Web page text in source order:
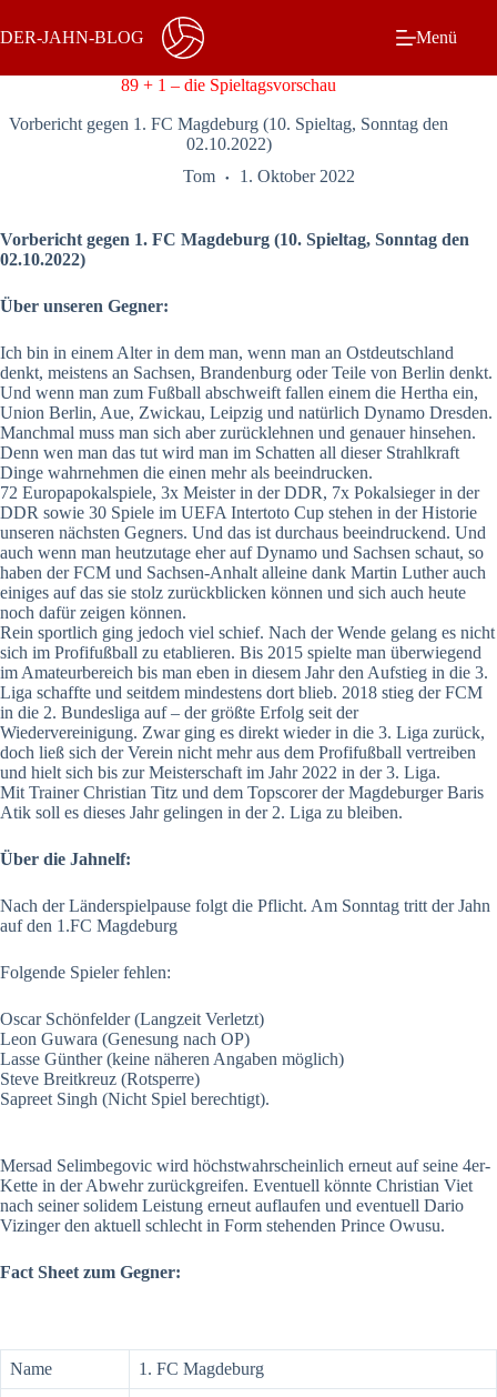
Inhalt
springen
DER-JAHN-BLOG Menü
89 + 1 – die Spieltagsvorschau
Vorbericht gegen 1. FC Magdeburg (10. Spieltag, Sonntag den
02.10.2022)
Tom
1. Oktober 2022
Vorbericht gegen 1. FC Magdeburg (10. Spieltag, Sonntag den
02.10.2022)
Über unseren Gegner:
Ich bin in einem Alter in dem man, wenn man an Ostdeutschland
denkt, meistens an Sachsen, Brandenburg oder Teile von Berlin denkt.
Und wenn man zum Fußball abschweift fallen einem die Hertha ein,
Union Berlin, Aue, Zwickau, Leipzig und natürlich Dynamo Dresden.
Manchmal muss man sich aber zurücklehnen und genauer hinsehen.
Denn wen man das tut wird man im Schatten all dieser Strahlkraft
Dinge wahrnehmen die einen mehr als beeindrucken.
72 Europapokalspiele, 3x Meister in der DDR, 7x Pokalsieger in der
DDR sowie 30 Spiele im UEFA Intertoto Cup stehen in der Historie
unseren nächsten Gegners. Und das ist durchaus beeindruckend. Und
auch wenn man heutzutage eher auf Dynamo und Sachsen schaut, so
haben der FCM und Sachsen-Anhalt alleine dank Martin Luther auch
einiges auf das sie stolz zurückblicken können und sich auch heute
noch dafür zeigen können.
Rein sportlich ging jedoch viel schief. Nach der Wende gelang es nicht
sich im Profifußball zu etablieren. Bis 2015 spielte man überwiegend
im Amateurbereich bis man eben in diesem Jahr den Aufstieg in die 3.
Liga schaffte und seitdem mindestens dort blieb. 2018 stieg der FCM
in die 2. Bundesliga auf – der größte Erfolg seit der
Wiedervereinigung. Zwar ging es direkt wieder in die 3. Liga zurück,
doch ließ sich der Verein nicht mehr aus dem Profifußball vertreiben
und hielt sich bis zur Meisterschaft im Jahr 2022 in der 3. Liga.
Mit Trainer Christian Titz und dem Topscorer der Magdeburger Baris
Atik soll es dieses Jahr gelingen in der 2. Liga zu bleiben.
Über die Jahnelf:
Nach der Länderspielpause folgt die Pflicht. Am Sonntag tritt der Jahn
auf den 1.FC Magdeburg
Folgende Spieler fehlen:
Oscar Schönfelder (Langzeit Verletzt)
Leon Guwara (Genesung nach OP)
Lasse Günther (keine näheren Angaben möglich)
Steve Breitkreuz (Rotsperre)
Sapreet Singh (Nicht Spiel berechtigt).
Mersad Selimbegovic wird höchstwahrscheinlich erneut auf seine 4er-
Kette in der Abwehr zurückgreifen. Eventuell könnte Christian Viet
nach seiner solidem Leistung erneut auflaufen und eventuell Dario
Vizinger den aktuell schlecht in Form stehenden Prince Owusu.
Fact Sheet zum Gegner:
Name 1. FC Magdeburg